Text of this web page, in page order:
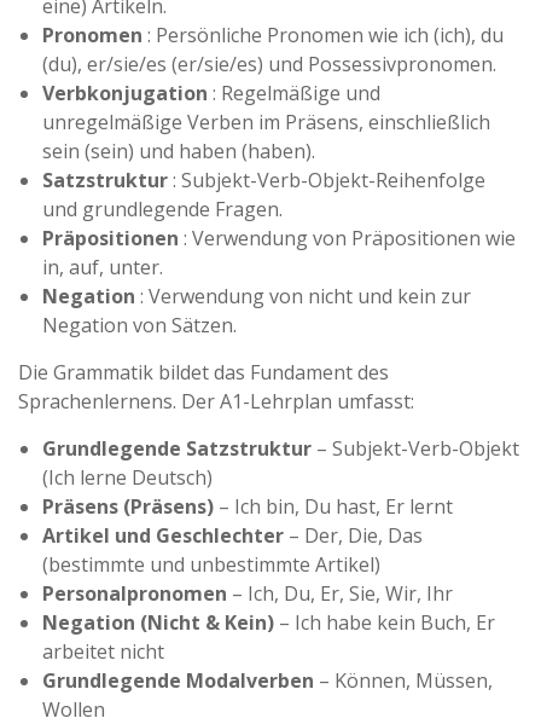
eine) Artikeln.
Pronomen : Persönliche Pronomen wie ich (ich), du
(du), er/sie/es (er/sie/es) und Possessivpronomen.
Verbkonjugation : Regelmäßige und
unregelmäßige Verben im Präsens, einschließlich
sein (sein) und haben (haben).
Satzstruktur: Subjekt-Verb-Objekt-Reihenfolge
und grundlegende Fragen.
Präpositionen : Verwendung von Präpositionen wie
in, auf, unter.
Negation : Verwendung von nicht und kein zur
Negation von Sätzen.
Die Grammatik bildet das Fundament des
Sprachenlernens. Der A1-Lehrplan umfasst:
Grundlegende Satzstruktur – Subjekt-Verb-Objekt
(Ich lerne Deutsch)
Präsens (Präsens) – Ich bin, Du hast, Er lernt
Artikel und Geschlechter – Der, Die, Das
(bestimmte und unbestimmte Artikel)
Personalpronomen – Ich, Du, Er, Sie, Wir, Ihr
Negation (Nicht & Kein) – Ich habe kein Buch, Er
arbeitet nicht
Grundlegende Modalverben – Können, Müssen,
Wollen